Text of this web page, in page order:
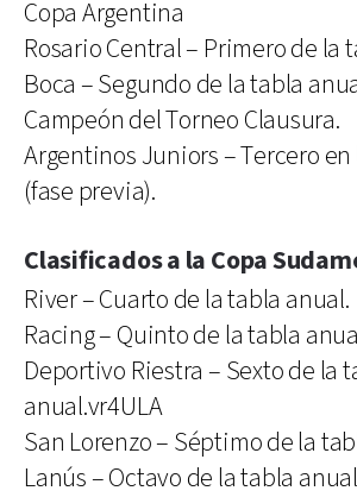
Copa Argentina
Rosario Central – Primero de la
Boca – Segundo de la tabla
Campeón del Torneo Clausura.
Argentinos Juniors – Tercero
(fase previa).
Clasificados a la Copa
River – Cuarto de la tabla anual.
Racing – Quinto de la tabla
Deportivo Riestra – Sexto de la
anual.vr4ULA
San Lorenzo – Séptimo de la
Lanús – Octavo de la tabla